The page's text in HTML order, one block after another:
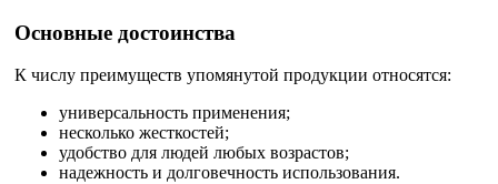
Основные достоинства
К числу преимуществ упомянутой продукции относятся:
универсальность применения;
несколько жесткостей;
удобство для людей любых возрастов;
надежность и долговечность использования.